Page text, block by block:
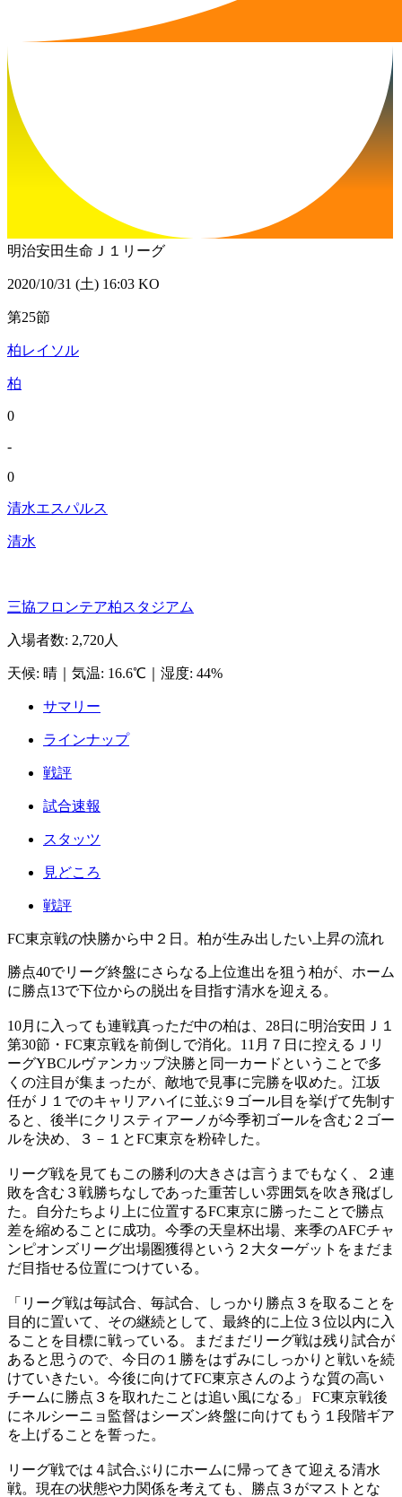
明治安田生命Ｊ１リーグ
2020/10/31 (土) 16:03 KO
第25節
柏レイソル
柏
0
-
0
清水エスパルス
清水
三協フロンテア柏スタジアム
入場者数: 2,720人
天候: 晴 気温: 16.6℃ 湿度: 44%
サマリー
ラインナップ
戦評
試合速報
スタッツ
見どころ
戦評
FC東京戦の快勝から中２日。柏が生み出したい上昇の流れ
勝点40でリーグ終盤にさらなる上位進出を狙う柏が、ホーム
に勝点13で下位からの脱出を目指す清水を迎える。
10月に入っても連戦真っただ中の柏は、28日に明治安田Ｊ１
第30節・FC東京戦を前倒しで消化。11月７日に控えるＪリ
ーグYBCルヴァンカップ決勝と同一カードということで多
くの注目が集まったが、敵地で見事に完勝を収めた。江坂
任がＪ１でのキャリアハイに並ぶ９ゴール目を挙げて先制す
ると、後半にクリスティアーノが今季初ゴールを含む２ゴー
ルを決め、３－１とFC東京を粉砕した。
リーグ戦を見てもこの勝利の大きさは言うまでもなく、２連
敗を含む３戦勝ちなしであった重苦しい雰囲気を吹き飛ばし
た。自分たちより上に位置するFC東京に勝ったことで勝点
差を縮めることに成功。今季の天皇杯出場、来季のAFCチャ
ンピオンズリーグ出場圏獲得という２大ターゲットをまだま
だ目指せる位置につけている。
「リーグ戦は毎試合、毎試合、しっかり勝点３を取ることを
目的に置いて、その継続として、最終的に上位３位以内に入
ることを目標に戦っている。まだまだリーグ戦は残り試合が
あると思うので、今日の１勝をはずみにしっかりと戦いを続
けていきたい。今後に向けてFC東京さんのような質の高い
チームに勝点３を取れたことは追い風になる」 FC東京戦後
にネルシーニョ監督はシーズン終盤に向けてもう１段階ギア
を上げることを誓った。
リーグ戦では４試合ぶりにホームに帰ってきて迎える清水
戦。現在の状態や力関係を考えても、勝点３がマストとな